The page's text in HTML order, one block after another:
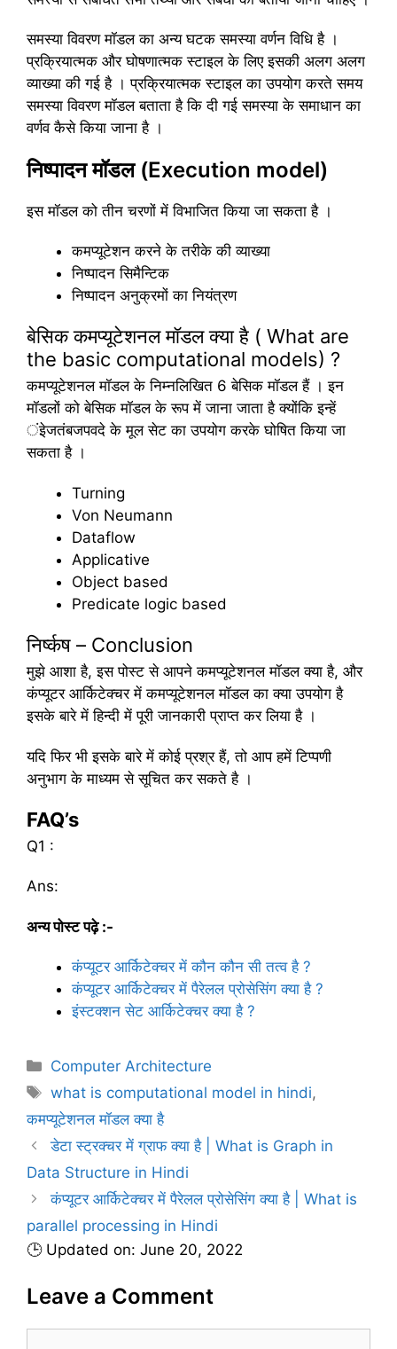
समस्या विवरण मॉडल का अन्य घटक समस्या वर्णन विधि है ।
प्रक्रियात्मक और घोषणात्मक स्टाइल के लिए इसकी अलग अलग
व्याख्या की गई है । प्रक्रियात्मक स्टाइल का उपयोग करते समय
समस्या विवरण मॉडल बताता है कि दी गई समस्या के समाधान का
वर्णव कैसे किया जाना है ।
निष्पादन मॉडल (Execution model)
इस मॉडल को तीन चरणों में विभाजित किया जा सकता है ।
कमप्यूटेशन करने के तरीके की व्याख्या
निष्पादन सिमैन्टिक
निष्पादन अनुक्रमों का नियंत्रण
बेसिक कमप्यूटेशनल मॉडल क्या है ( What are
the basic computational models) ?
कमप्यूटेशनल मॉडल के निम्नलिखित 6 बेसिक मॉडल हैं । इन
मॉडलों को बेसिक मॉडल के रूप में जाना जाता है क्योंकि इन्हें
ंइेजतंबजपवदे के मूल सेट का उपयोग करके घोषित किया जा
सकता है ।
Turning
Von Neumann
Dataflow
Applicative
Object based
Predicate logic based
निर्ष्कष – Conclusion
मुझे आशा है, इस पोस्ट से आपने कमप्यूटेशनल मॉडल क्या है, और
कंप्यूटर आर्किटेक्चर में कमप्यूटेशनल मॉडल का क्या उपयोग है
इसके बारे में हिन्दी में पूरी जानकारी प्राप्त कर लिया है ।
यदि फिर भी इसके बारे में कोई प्रश्र हैं, तो आप हमें टिप्पणी
अनुभाग के माध्यम से सूचित कर सकते है ।
FAQ’s
Q1 :
Ans:
अन्य पोस्ट पढ़े :-
कंप्यूटर आर्किटेक्चर में कौन कौन सी तत्व है ?
कंप्यूटर आर्किटेक्चर में पैरेलल प्रोसेसिंग क्या है ?
इंस्टक्शन सेट आर्किटेक्चर क्या है ?
C
a
e
g
o
r
i
e
Computer Architecture
T
a
g
s
what is computational model in hindi,
कमप्यूटेशनल मॉडल क्या है
डेटा स्ट्रक्चर में ग्राफ क्या है | What is Graph in
Data Structure in Hindi
कंप्यूटर आर्किटेक्चर में पैरेलल प्रोसेसिंग क्या है | What is
parallel processing in Hindi
🕒 Updated on: June 20, 2022
Leave a Comment